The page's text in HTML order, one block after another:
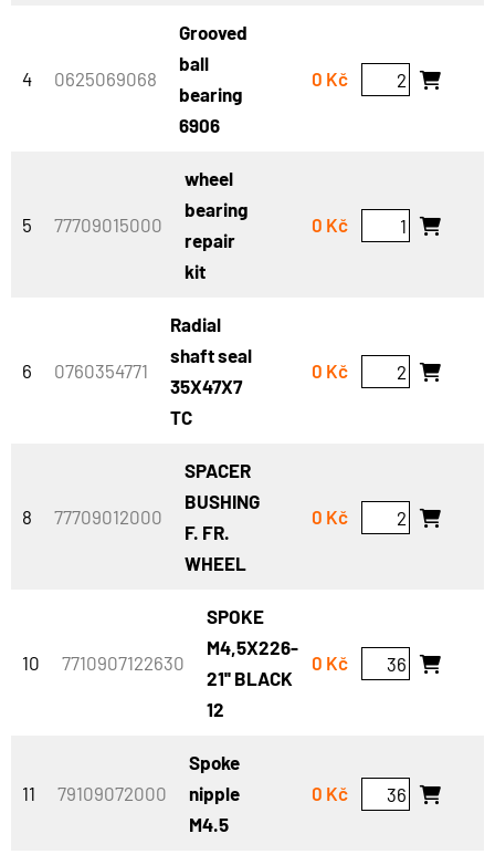
4 0625069068
Grooved
ball
bearing
6906
0 Kč
5 77709015000
wheel
bearing
repair
kit
0 Kč
6 0760354771
Radial
shaft seal
35X47X7
TC
0 Kč
8 77709012000
SPACER
BUSHING
F. FR.
WHEEL
0 Kč
10 7710907122630
SPOKE
M4,5X226-
21'' BLACK
12
0 Kč
11 79109072000
Spoke
nipple
M4.5
0 Kč